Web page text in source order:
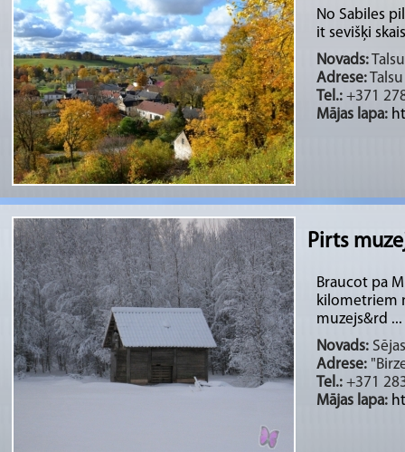
No Sabiles
it sevišķi
Novads:
Adrese:
Tel.: +371
Mājas lapa:
Pirts
Braucot pa
kilometriem
muzejs&rd ...
Novads:
Adrese:
Tel.: +371
Mājas lapa: